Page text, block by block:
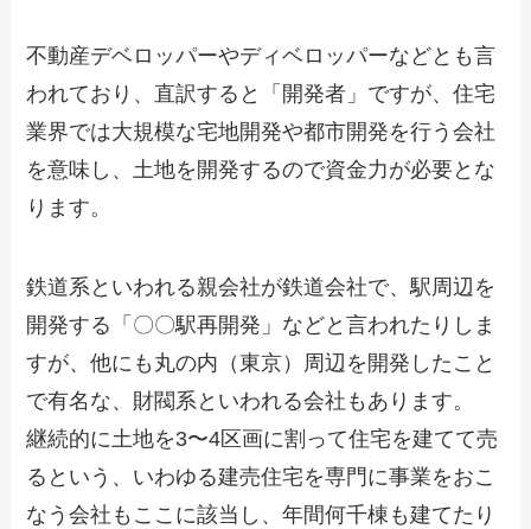
不動産デベロッパーやディベロッパーなどとも言
われており、直訳すると「開発者」ですが、住宅
業界では大規模な宅地開発や都市開発を行う会社
を意味し、土地を開発するので資金力が必要とな
ります。
鉄道系といわれる親会社が鉄道会社で、駅周辺を
開発する「〇〇駅再開発」などと言われたりしま
すが、他にも丸の内（東京）周辺を開発したこと
で有名な、財閥系といわれる会社もあります。
継続的に土地を3〜4区画に割って住宅を建てて売
るという、いわゆる建売住宅を専門に事業をおこ
なう会社もここに該当し、年間何千棟も建てたり